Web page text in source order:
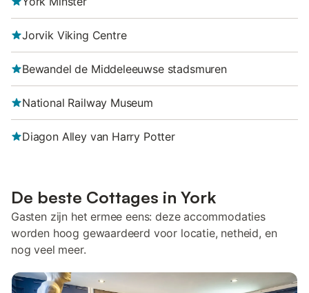
Jorvik Viking Centre
Bewandel de Middeleeuwse stadsmuren
National Railway Museum
Diagon Alley van Harry Potter
De beste Cottages in York
Gasten zijn het ermee eens: deze accommodaties
worden hoog gewaardeerd voor locatie, netheid, en
nog veel meer.